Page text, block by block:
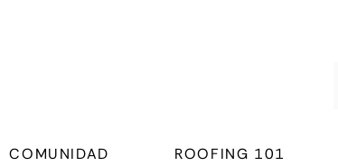
COMUNIDAD ROOFING 101